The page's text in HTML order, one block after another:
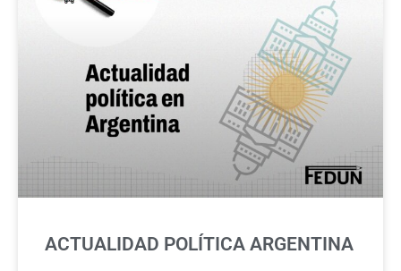
ACTUALIDAD POLÍTICA ARGENTINA